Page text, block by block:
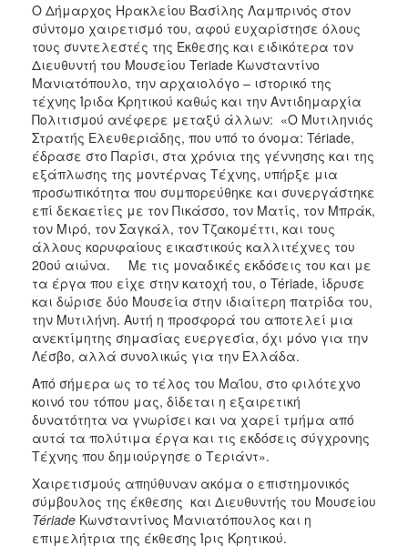
Ο Δήμαρχος Ηρακλείου Βασίλης Λαμπρινός στον
σύντομο χαιρετισμό του, αφού ευχαρίστησε όλους
τους συντελεστές της Έκθεσης και ειδικότερα τον
Διευθυντή του Μουσείου Teriade Κωνσταντίνο
Μανιατόπουλο, την αρχαιολόγο – ιστορικό της
τέχνης Ίριδα Κρητικού καθώς και την Αντιδημαρχία
Πολιτισμού ανέφερε μεταξύ άλλων: «Ο Μυτιληνιός
Στρατής Ελευθεριάδης, που υπό το όνομα: Tériade,
έδρασε στο Παρίσι, στα χρόνια της γέννησης και της
εξάπλωσης της μοντέρνας Τέχνης, υπήρξε μια
προσωπικότητα που συμπορεύθηκε και συνεργάστηκε
επί δεκαετίες με τον Πικάσσο, τον Ματίς, τον Μπράκ,
τον Μιρό, τον Σαγκάλ, τον Τζακομέττι, και τους
άλλους κορυφαίους εικαστικούς καλλιτέχνες του
20ού αιώνα. Με τις μοναδικές εκδόσεις του και με
τα έργα που είχε στην κατοχή του, ο Tériade, ίδρυσε
και δώρισε δύο Μουσεία στην ιδιαίτερη πατρίδα του,
την Μυτιλήνη. Αυτή η προσφορά του αποτελεί μια
ανεκτίμητης σημασίας ευεργεσία, όχι μόνο για την
Λέσβο, αλλά συνολικώς για την Ελλάδα.
Από σήμερα ως το τέλος του Μαΐου, στο φιλότεχνο
κοινό του τόπου μας, δίδεται η εξαιρετική
δυνατότητα να γνωρίσει και να χαρεί τμήμα από
αυτά τα πολύτιμα έργα και τις εκδόσεις σύγχρονης
Τέχνης που δημιούργησε ο Τεριάντ».
Χαιρετισμούς απηύθυναν ακόμα ο επιστημονικός
σύμβουλος της έκθεσης και Διευθυντής του Μουσείου
Tériade Κωνσταντίνος Μανιατόπουλος και η
επιμελήτρια της έκθεσης Ίρις Κρητικού.